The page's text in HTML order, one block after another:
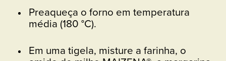
Preaqueça o forno em temperatura
média (180 °C).
Em uma tigela, misture a farinha, o